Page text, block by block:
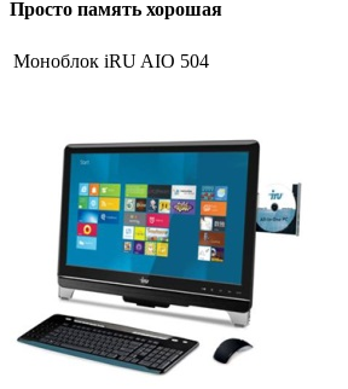
Просто память хорошая
Моноблок iRU AIO 504